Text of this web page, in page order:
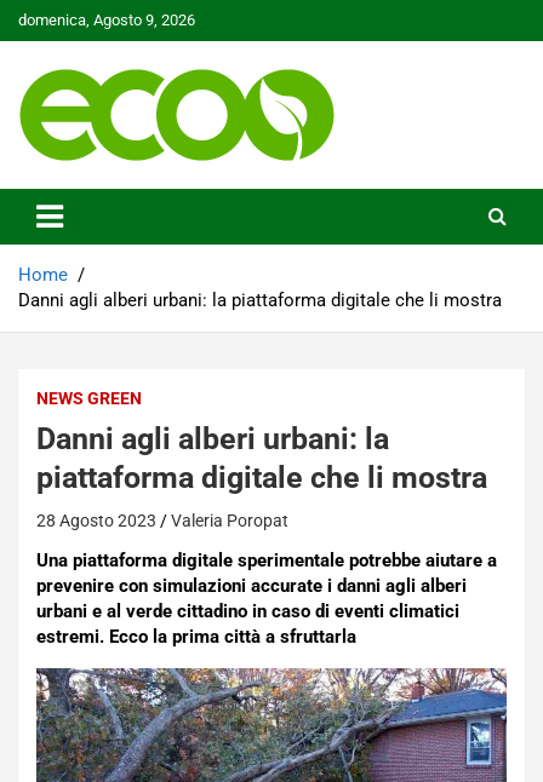
Skip
to
domenica, Agosto 9, 2026
Ecoo.it
Home
Danni agli alberi urbani: la piattaforma digitale che li mostra
NEWS GREEN
Danni agli alberi urbani: la
piattaforma digitale che li mostra
28 Agosto 2023 Valeria Poropat
Una piattaforma digitale sperimentale potrebbe aiutare a
prevenire con simulazioni accurate i danni agli alberi
urbani e al verde cittadino in caso di eventi climatici
estremi. Ecco la prima città a sfruttarla